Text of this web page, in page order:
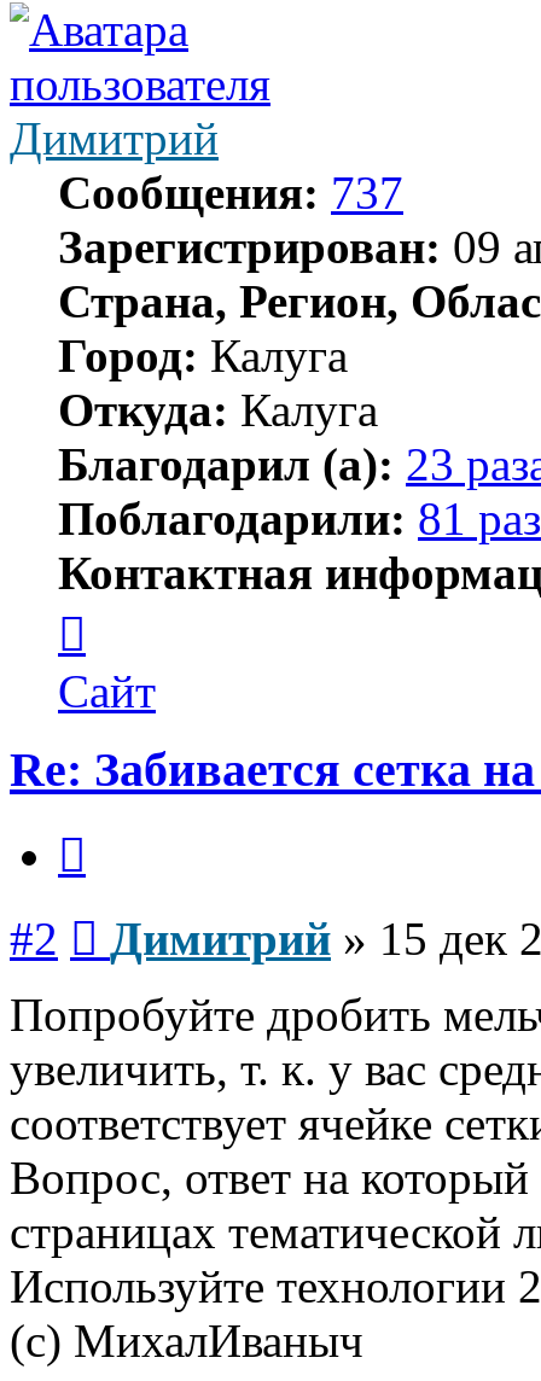
Димитрий
Сообщения: 737
Зарегистрирован: 09
Страна, Регион,
Город: Калуга
Откуда: Калуга
Благодарил (а): 23
Поблагодарили: 81 раз
Контактная
пользователя
Димитрий
Сайт
Re: Забивается сетка
#2 Димитрий » 15 дек
Попробуйте дробить
увеличить, т. к. у вас
соответствует ячейке
Вопрос, ответ на
страницах тематической
Используйте технологии
(с) МихалИваныч